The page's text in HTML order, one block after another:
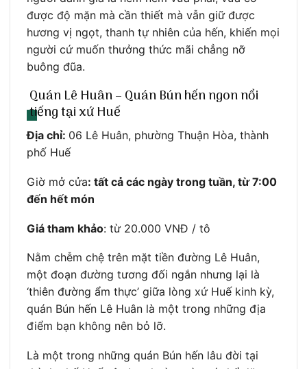
được độ mặn mà cần thiết mà vẫn giữ được
hương vị ngọt, thanh tự nhiên của hến, khiến mọi
người cứ muốn thưởng thức mãi chẳng nỡ
buông đũa.
Quán Lê Huân – Quán Bún hến ngon nổi
tiếng tại xứ Huế
Địa chỉ: 06 Lê Huân, phường Thuận Hòa, thành
phố Huế
Giờ mở cửa: tất cả các ngày trong tuần, từ 7:00
đến hết món
Giá tham khảo: từ 20.000 VNĐ / tô
Nằm chễm chệ trên mặt tiền đường Lê Huân,
một đoạn đường tương đối ngắn nhưng lại là
‘thiên đường ẩm thực’ giữa lòng xứ Huế kinh kỳ,
quán Bún hến Lê Huân là một trong những địa
điểm bạn không nên bỏ lỡ.
Là một trong những quán Bún hến lâu đời tại